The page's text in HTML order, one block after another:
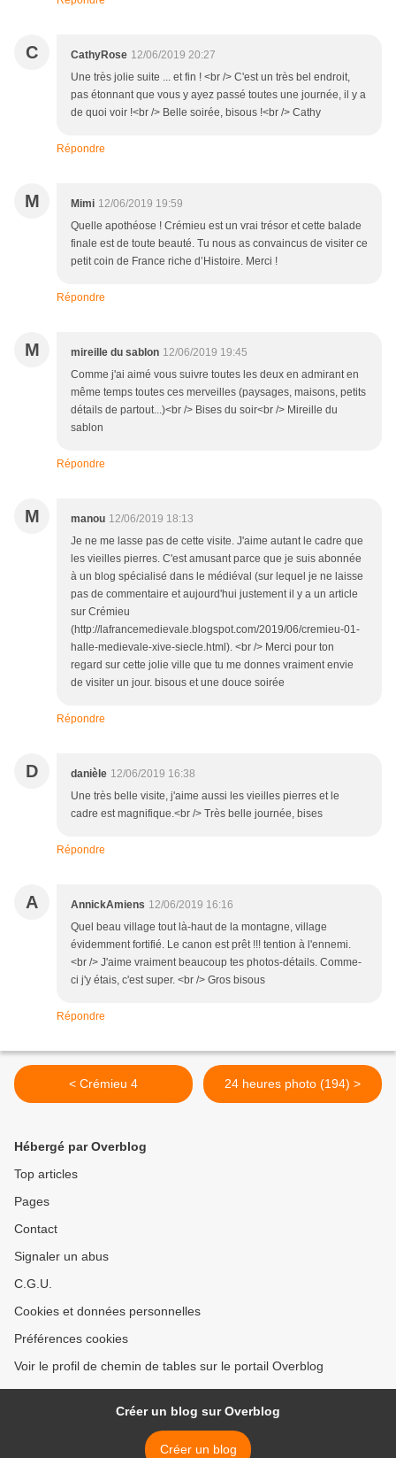
C CathyRose 12/06/2019 20:27
Une très jolie suite ... et fin ! <br /> C'est un très bel endroit,
pas étonnant que vous y ayez passé toutes une journée, il y a
de quoi voir !<br /> Belle soirée, bisous !<br /> Cathy
Répondre
M Mimi 12/06/2019 19:59
Quelle apothéose ! Crémieu est un vrai trésor et cette balade
finale est de toute beauté. Tu nous as convaincus de visiter ce
petit coin de France riche d’Histoire. Merci !
Répondre
M mireille du sablon 12/06/2019 19:45
Comme j'ai aimé vous suivre toutes les deux en admirant en
même temps toutes ces merveilles (paysages, maisons, petits
détails de partout...)<br /> Bises du soir<br /> Mireille du
sablon
Répondre
M manou 12/06/2019 18:13
Je ne me lasse pas de cette visite. J'aime autant le cadre que
les vieilles pierres. C'est amusant parce que je suis abonnée
à un blog spécialisé dans le médiéval (sur lequel je ne laisse
pas de commentaire et aujourd'hui justement il y a un article
sur Crémieu
(http://lafrancemedievale.blogspot.com/2019/06/cremieu-01-
halle-medievale-xive-siecle.html). <br /> Merci pour ton
regard sur cette jolie ville que tu me donnes vraiment envie
de visiter un jour. bisous et une douce soirée
Répondre
D danièle 12/06/2019 16:38
Une très belle visite, j'aime aussi les vieilles pierres et le
cadre est magnifique.<br /> Très belle journée, bises
Répondre
A AnnickAmiens 12/06/2019 16:16
Quel beau village tout là-haut de la montagne, village
évidemment fortifié. Le canon est prêt !!! tention à l'ennemi.
<br /> J'aime vraiment beaucoup tes photos-détails. Comme-
ci j'y étais, c'est super. <br /> Gros bisous
Répondre
< Crémieu 4 24 heures photo (194) >
Hébergé par Overblog
Top articles
Pages
Contact
Signaler un abus
C.G.U.
Cookies et données personnelles
Préférences cookies
Voir le profil de chemin de tables sur le portail Overblog
Créer un blog sur Overblog
Créer un blog